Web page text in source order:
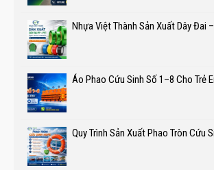
Nhựa Việt Thành Sản Xuất Dây Đai
Áo Phao Cứu Sinh Số 1–8 Cho Trẻ
Quy Trình Sản Xuất Phao Tròn Cứu